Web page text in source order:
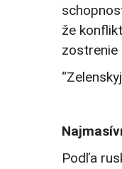
že
zostrenie
Podľa